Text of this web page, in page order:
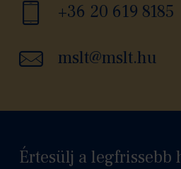
+36 20 619 8185
mslt@mslt.hu
Értesülj a legfrissebb